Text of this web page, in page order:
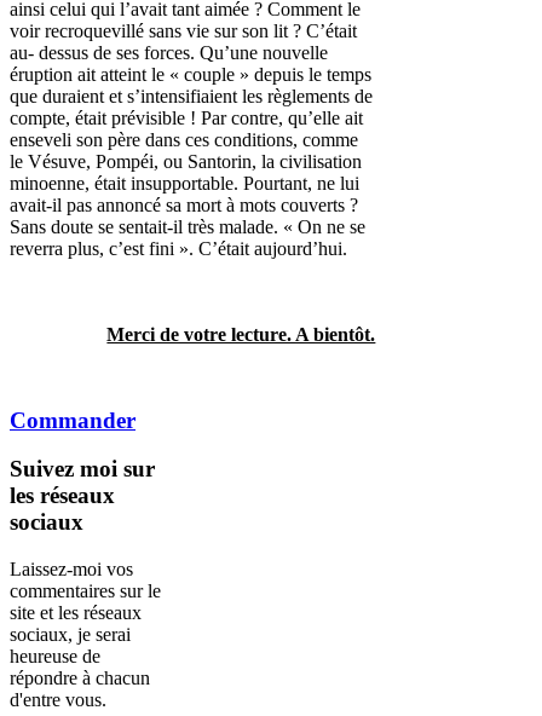
ainsi celui qui l’avait tant aimée ? Comment le
voir recroquevillé sans vie sur son lit ? C’était
au- dessus de ses forces. Qu’une nouvelle
éruption ait atteint le « couple » depuis le temps
que duraient et s’intensifiaient les règlements de
compte, était prévisible ! Par contre, qu’elle ait
enseveli son père dans ces conditions, comme
le Vésuve, Pompéi, ou Santorin, la civilisation
minoenne, était insupportable. Pourtant, ne lui
avait-il pas annoncé sa mort à mots couverts ?
Sans doute se sentait-il très malade. « On ne se
reverra plus, c’est fini ». C’était aujourd’hui.
Merci de votre lecture. A bientôt.
Commander
Suivez moi sur
les réseaux
sociaux
Laissez-moi vos
commentaires sur le
site et les réseaux
sociaux, je serai
heureuse de
répondre à chacun
d'entre vous.